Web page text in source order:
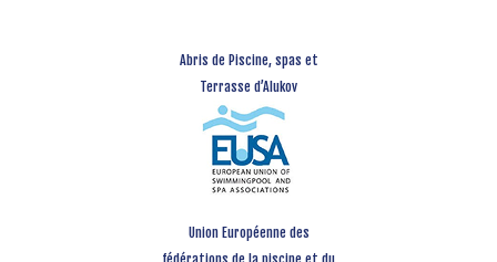
Abris de Piscine, spas et
Terrasse d’Alukov
Union Européenne des